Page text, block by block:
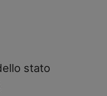
stato